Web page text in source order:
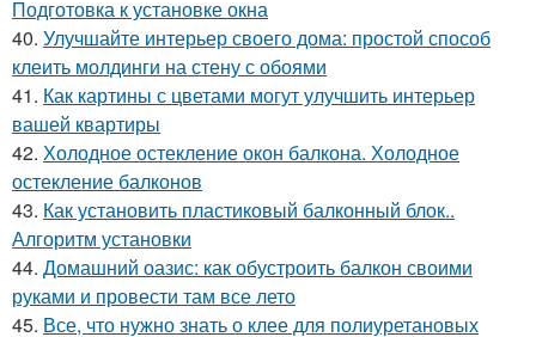
Подготовка к установке окна
40. Улучшайте интерьер своего дома: простой способ
клеить молдинги на стену с обоями
41. Как картины с цветами могут улучшить интерьер
вашей квартиры
42. Холодное остекление окон балкона. Холодное
остекление балконов
43. Как установить пластиковый балконный блок..
Алгоритм установки
44. Домашний оазис: как обустроить балкон своими
руками и провести там все лето
45. Все, что нужно знать о клее для полиуретановых